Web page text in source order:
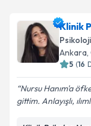
Klinik
takvimi talebi
almanız için
E-posta
Klinik
Psikoloji
Ankara,
5 (16
Nursu Hanım'a
gittim. Anlayışlı,